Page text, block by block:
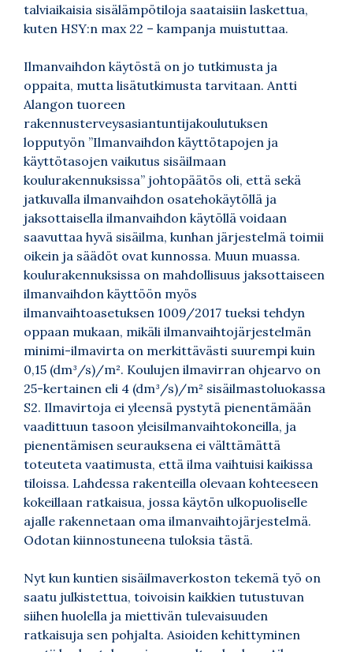
talviaikaisia sisälämpötiloja saataisiin laskettua,
kuten HSY:n max 22 – kampanja muistuttaa.
Ilmanvaihdon käytöstä on jo tutkimusta ja
oppaita, mutta lisätutkimusta tarvitaan. Antti
Alangon tuoreen
rakennusterveysasiantuntijakoulutuksen
lopputyön ”Ilmanvaihdon käyttötapojen ja
käyttötasojen vaikutus sisäilmaan
koulurakennuksissa” johtopäätös oli, että sekä
jatkuvalla ilmanvaihdon osatehokäytöllä ja
jaksottaisella ilmanvaihdon käytöllä voidaan
saavuttaa hyvä sisäilma, kunhan järjestelmä toimii
oikein ja säädöt ovat kunnossa. Muun muassa.
koulurakennuksissa on mahdollisuus jaksottaiseen
ilmanvaihdon käyttöön myös
ilmanvaihtoasetuksen 1009/2017 tueksi tehdyn
oppaan mukaan, mikäli ilmanvaihtojärjestelmän
minimi-ilmavirta on merkittävästi suurempi kuin
0,15 (dm³/s)/m². Koulujen ilmavirran ohjearvo on
25-kertainen eli 4 (dm³/s)/m² sisäilmastoluokassa
S2. Ilmavirtoja ei yleensä pystytä pienentämään
vaadittuun tasoon yleisilmanvaihtokoneilla, ja
pienentämisen seurauksena ei välttämättä
toteuteta vaatimusta, että ilma vaihtuisi kaikissa
tiloissa. Lahdessa rakenteilla olevaan kohteeseen
kokeillaan ratkaisua, jossa käytön ulkopuoliselle
ajalle rakennetaan oma ilmanvaihtojärjestelmä.
Odotan kiinnostuneena tuloksia tästä.
Nyt kun kuntien sisäilmaverkoston tekemä työ on
saatu julkistettua, toivoisin kaikkien tutustuvan
siihen huolella ja miettivän tulevaisuuden
ratkaisuja sen pohjalta. Asioiden kehittyminen